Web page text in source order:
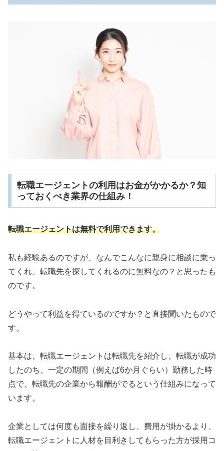
転職エージェントの利用はお金がかかるか？知
っておくべき業界の仕組み！
転職エージェントは無料で利用できます。
私も経験あるのですが、なんでこんなに親身に相談に乗っ
てくれ、転職先を探してくれるのに無料なの？と思ったも
のです。
どうやって利益を得ているのですか？と直接聞いたもので
す。
基本は、転職エージェントは転職先を紹介し、転職が成功
したのち、一定の期間（例えば6か月ぐらい）勤務した時
点で、転職先の企業から報酬がでるという仕組みになって
います。
企業としては何度も面接を繰り返し、費用が掛かるより、
転職エージェントに人材を目利きしてもらった方が採用コ